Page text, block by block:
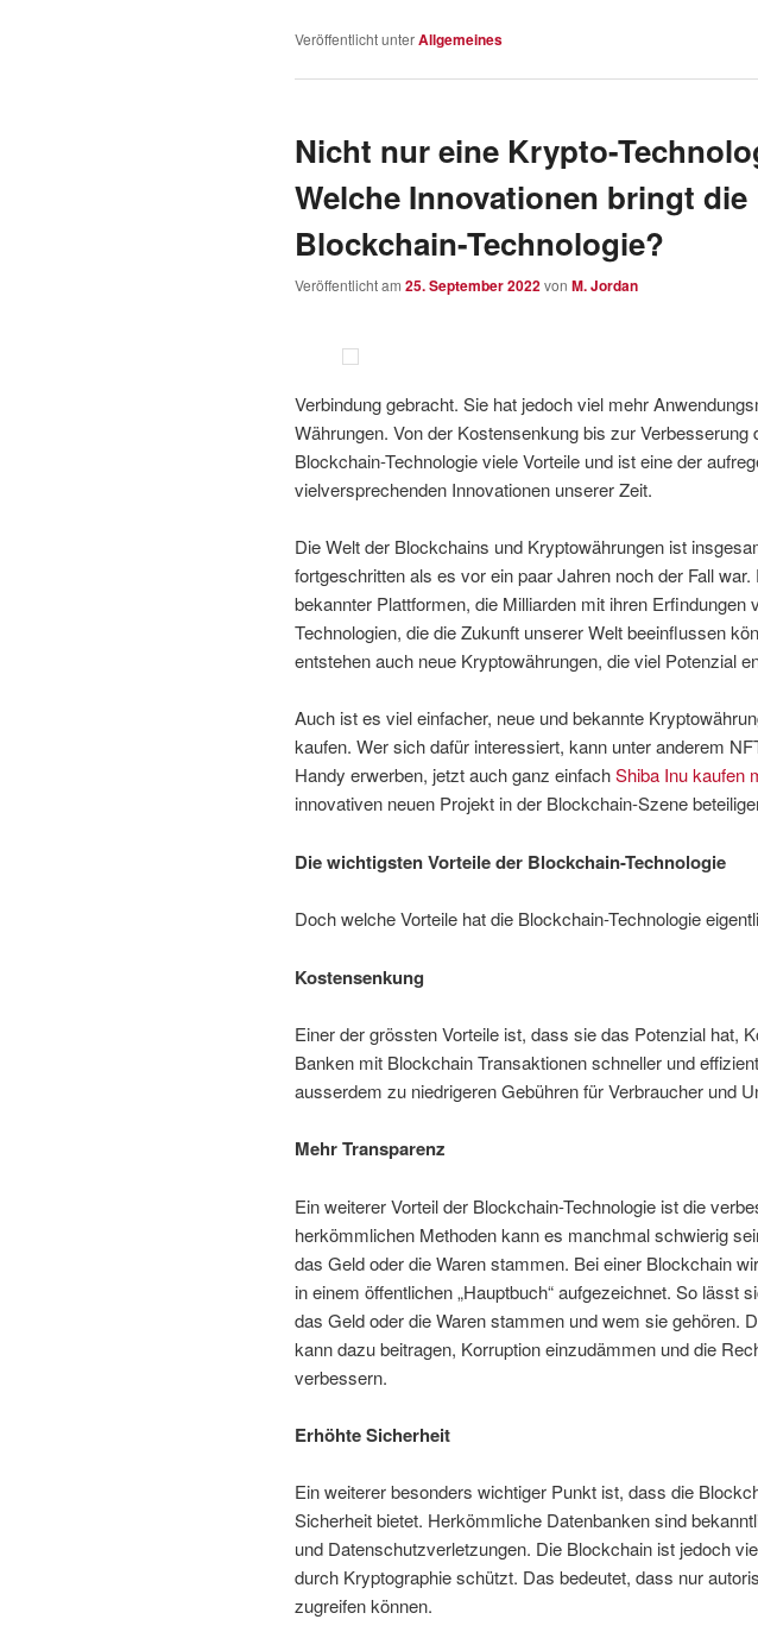
Veröffentlicht unterAllgemeines
Nicht nur eine Krypto-
Welche Innovationen bringt die
Blockchain-Technologie?
Veröffentlicht am 25. September 2022von M. Jordan
Verbindung gebracht. Sie hat jedoch viel mehr
Währungen. Von der Kostensenkung bis zur Verbesserung
Blockchain-Technologie viele Vorteile und ist eine der
vielversprechenden Innovationen unserer Zeit.
Die Welt der Blockchains und Kryptowährungen ist
fortgeschritten als es vor ein paar Jahren noch der Fall
bekannter Plattformen, die Milliarden mit ihren Erfindungen
Technologien, die die Zukunft unserer Welt beeinflussen
entstehen auch neue Kryptowährungen, die viel Potenzial
Auch ist es viel einfacher, neue und bekannte
kaufen. Wer sich dafür interessiert, kann unter anderem
Handy erwerben, jetzt auch ganz einfachShiba Inu kaufen
innovativen neuen Projekt in der Blockchain-Szene
Die wichtigsten Vorteile der Blockchain-Technologie
Doch welche Vorteile hat die Blockchain-Technologie
Kostensenkung
Einer der grössten Vorteile ist, dass sie das Potenzial hat,
Banken mit Blockchain Transaktionen schneller und
ausserdem zu niedrigeren Gebühren für Verbraucher und
Mehr Transparenz
Ein weiterer Vorteil der Blockchain-Technologie ist die
herkömmlichen Methoden kann es manchmal schwierig
das Geld oder die Waren stammen. Bei einer Blockchain
in einem öffentlichen „Hauptbuch“ aufgezeichnet. So lässt
das Geld oder die Waren stammen und wem sie gehören.
kann dazu beitragen, Korruption einzudämmen und die
verbessern.
Erhöhte Sicherheit
Ein weiterer besonders wichtiger Punkt ist, dass die
Sicherheit bietet. Herkömmliche Datenbanken sind
und Datenschutzverletzungen. Die Blockchain ist jedoch
durch Kryptographie schützt. Das bedeutet, dass nur
zugreifen können.